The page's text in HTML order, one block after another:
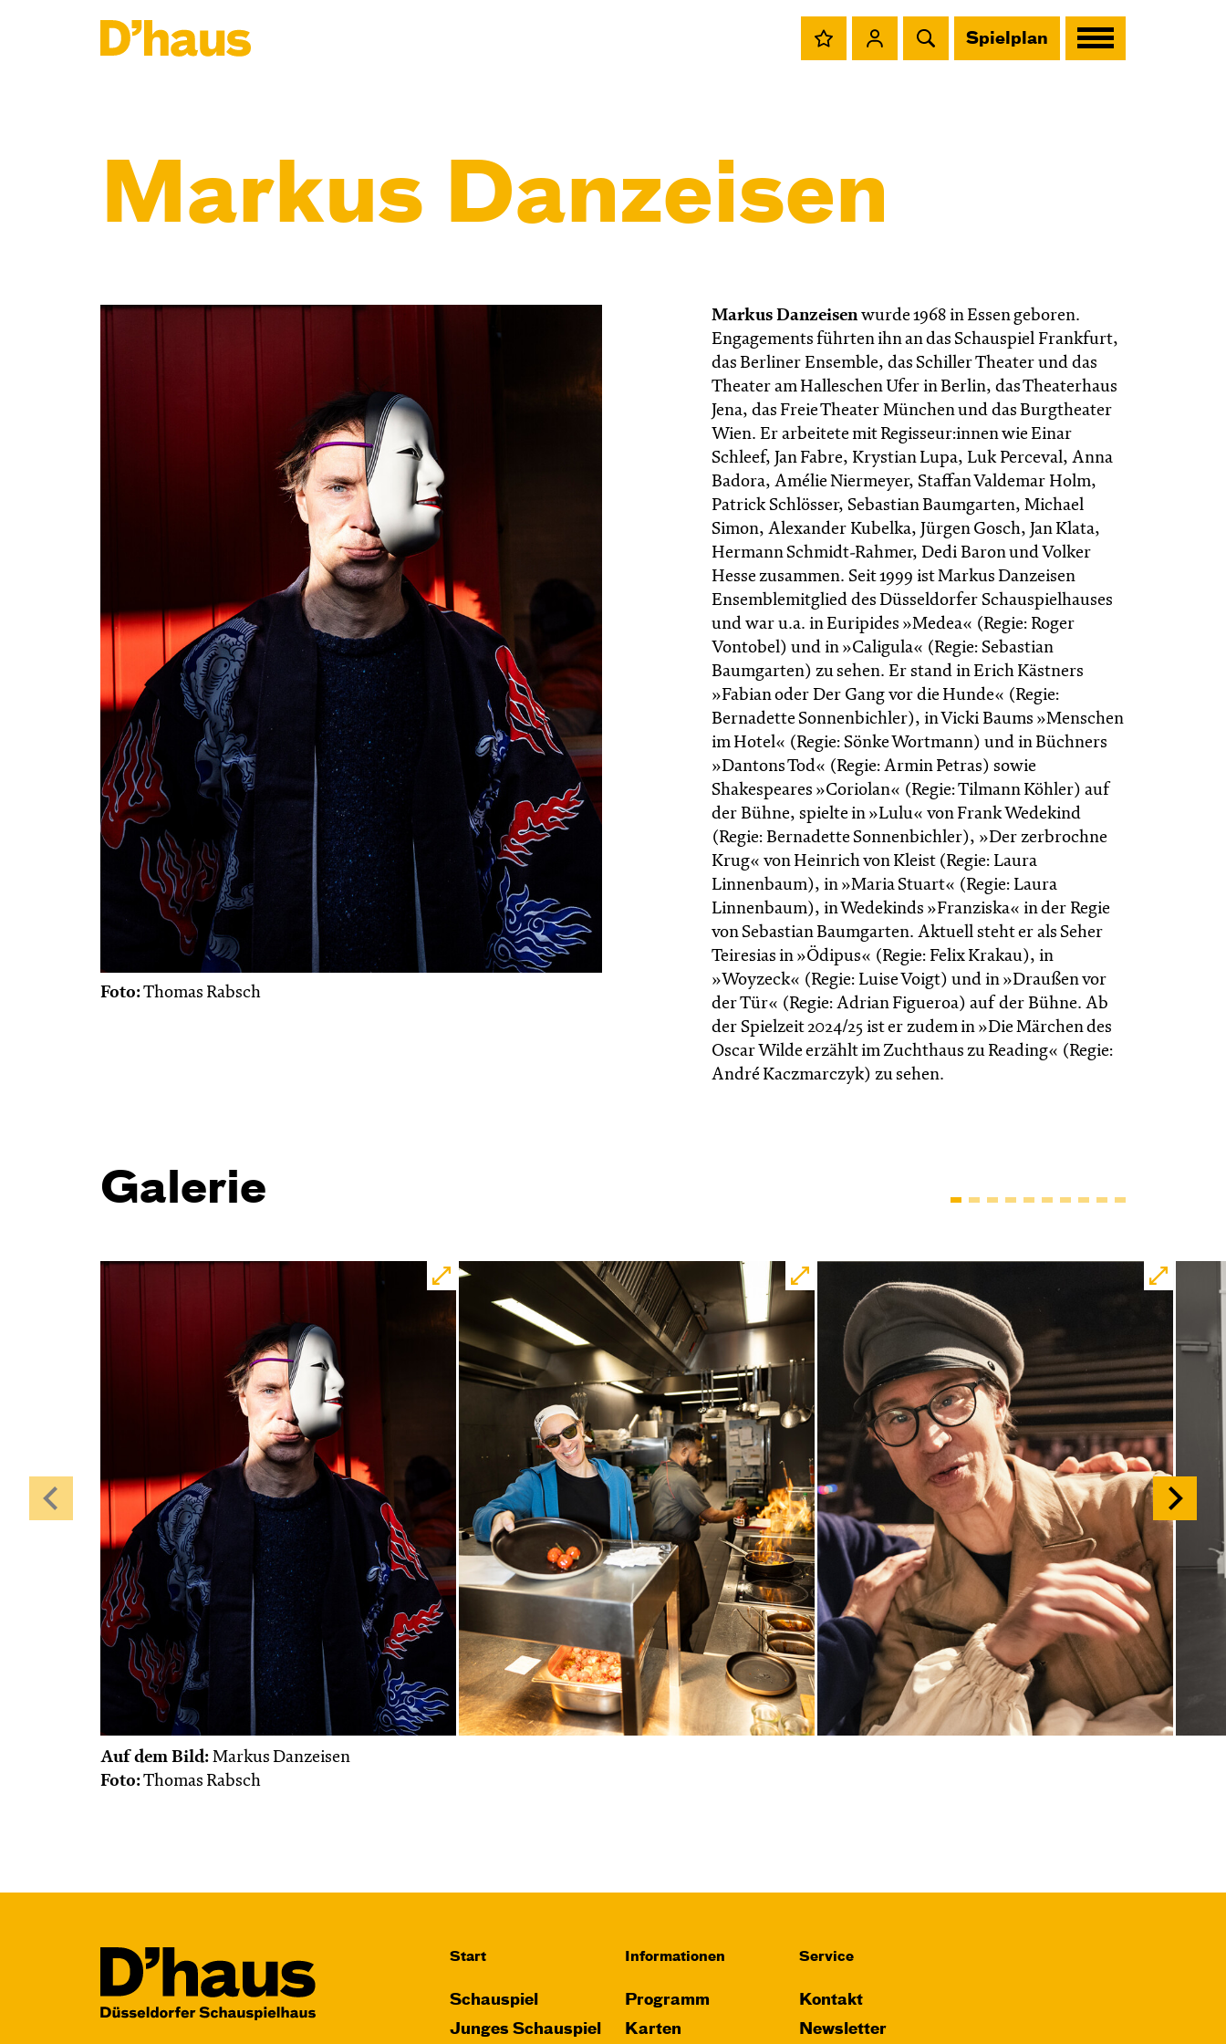
Spielplan
Markus Danzeisen
Foto:Thomas Rabsch
Markus Danzeisenwurde 1968 in Essen geboren.
Engagements führten ihn an das Schauspiel Frankfurt,
das Berliner Ensemble, das Schiller Theater und das
Theater am Halleschen Ufer in Berlin, das Theaterhaus
Jena, das Freie Theater München und das Burgtheater
Wien. Er arbeitete mit Regisseur:innen wie Einar
Schleef, Jan Fabre, Krystian Lupa, Luk Perceval, Anna
Badora, Amélie Niermeyer, Staffan Valdemar Holm,
Patrick Schlösser, Sebastian Baumgarten, Michael
Simon, Alexander Kubelka, Jürgen Gosch, Jan Klata,
Hermann Schmidt-Rahmer, Dedi Baron und Volker
Hesse zusammen. Seit 1999 ist Markus Danzeisen
Ensemblemitglied des Düsseldorfer Schauspielhauses
und war u.a. in Euripides »Medea« (Regie: Roger
Vontobel) und in »Caligula« (Regie: Sebastian
Baumgarten) zu sehen. Er stand in Erich Kästners
»Fabian oder Der Gang vor die Hunde« (Regie:
Bernadette Sonnenbichler), in Vicki Baums »Menschen
im Hotel« (Regie: Sönke Wortmann) und in Büchners
»Dantons Tod« (Regie: Armin Petras) sowie
Shakespeares »Coriolan« (Regie: Tilmann Köhler) auf
der Bühne, spielte in »Lulu« von Frank Wedekind
(Regie: Bernadette Sonnenbichler), »Der zerbrochne
Krug« von Heinrich von Kleist (Regie: Laura
Linnenbaum), in »Maria Stuart« (Regie: Laura
Linnenbaum), in Wedekinds »Franziska« in der Regie
von Sebastian Baumgarten. Aktuell steht er als Seher
Teiresias in »Ödipus« (Regie: Felix Krakau), in
»Woyzeck« (Regie: Luise Voigt) und in »Draußen vor
der Tür« (Regie: Adrian Figueroa) auf der Bühne. Ab
der Spielzeit 2024/25 ist er zudem in »Die Märchen des
Oscar Wilde erzählt im Zucht­haus zu Reading« (Regie:
André Kacz­marc­zyk) zu sehen.
Galerie
Auf dem Bild: Markus Danzeisen
Foto:Thomas Rabsch
Start
Schauspiel
Junges Schauspiel
Informationen
Programm
Karten
Service
Kontakt
Newsletter